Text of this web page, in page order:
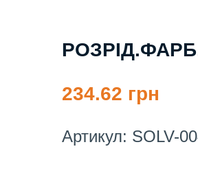
234.62 грн
Артикул: SOLV-